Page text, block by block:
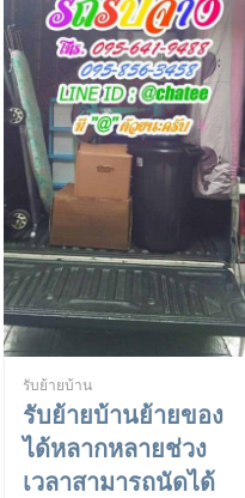
รับย้ายบ้าน
รับย้ายบ้านย้ายของ
ได้หลากหลายช่วง
เวลาสามารถนัดได้